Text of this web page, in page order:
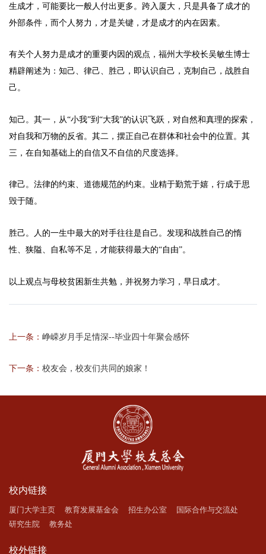
生成才，可能要比一般人付出更多。跨入厦大，只是具备了成才的
外部条件，而个人努力，才是关键，才是成才的内在因素。
有关个人努力是成才的重要内因的观点，福州大学校长吴敏生博士
精辟阐述为：知己、律己、胜己，即认识自己，克制自己，战胜自
己。
知己。其一，从“小我”到“大我”的认识飞跃，对自然和真理的探索，
对自我和万物的反省。其二，摆正自己在群体和社会中的位置。其
三，在自知基础上的自信又不自信的尺度选择。
律己。法律的约束、道德规范的约束。业精于勤荒于嬉，行成于思
毁于随。
胜己。人的一生中最大的对手往往是自己。发现和战胜自己的惰
性、狭隘、自私等不足，才能获得最大的“自由”。
以上观点与母校贫困新生共勉，并祝努力学习，早日成才。
上一条： 峥嵘岁月手足情深--毕业四十年聚会感怀
下一条： 校友会，校友们共同的娘家！
校内链接
厦门大学主页 教育发展基金会 招生办公室
国际合作与交流处
研究生院
教务处
校外链接